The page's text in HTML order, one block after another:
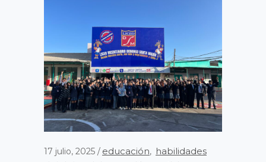
17 julio, 2025 educación, habilidades
9 octubre, 2024 competencias y